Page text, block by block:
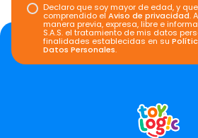
Declaro que soy mayor de edad, y
comprendido elAviso de privacidad.
manera previa, expresa, libre e
S.A.S. el tratamiento de mis datos
finalidades establecidas en su
Datos Personales.